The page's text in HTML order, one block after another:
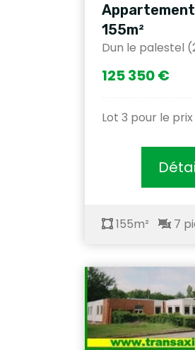
155m²
Dun le palestel
125 350 €
Lot 3 pour le
155m² 7